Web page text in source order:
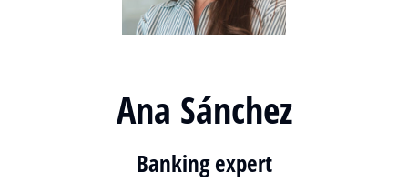
Ana Sánchez
Banking expert